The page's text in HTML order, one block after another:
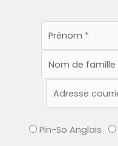
Pin-So Anglais